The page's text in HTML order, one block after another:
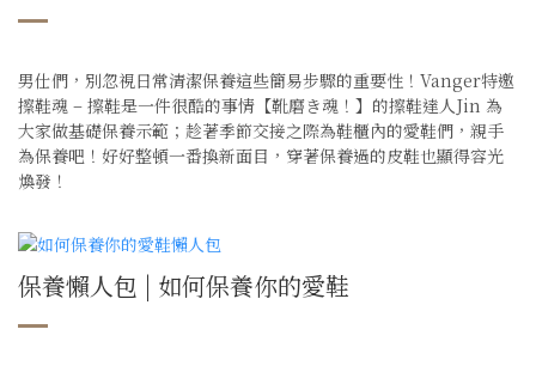
男仕們，別忽視日常清潔保養這些簡易步驟的重要性！Vanger特邀
擦鞋魂 – 擦鞋是一件很酷的事情【靴磨き魂！】的擦鞋達人Jin 為
大家做基礎保養示範；趁著季節交接之際為鞋櫃內的愛鞋們，親手
為保養吧！好好整頓一番換新面目，穿著保養過的皮鞋也顯得容光
煥發！
保養懶人包 | 如何保養你的愛鞋